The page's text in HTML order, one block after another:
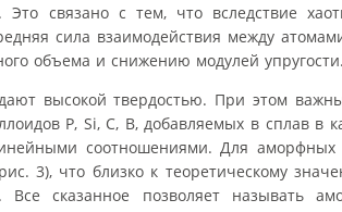
связано с тем, что вследствие
сила взаимодействия между
объема и снижению модулей упругости.
высокой твердостью. При этом
P, Si, C, B, добавляемых в сплав в
соотношениями. Для
3), что близко к теоретическому
сказанное позволяет называть